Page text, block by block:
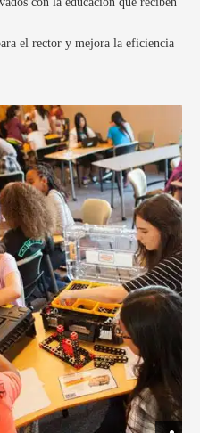
el rector y mejora la eficiencia